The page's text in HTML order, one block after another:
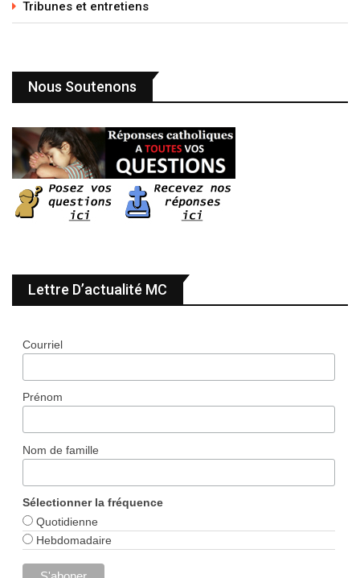
Tribunes et entretiens
Nous Soutenons
Lettre D’actualité MC
Courriel
Prénom
Nom de famille
Sélectionner la fréquence
Quotidienne
Hebdomadaire